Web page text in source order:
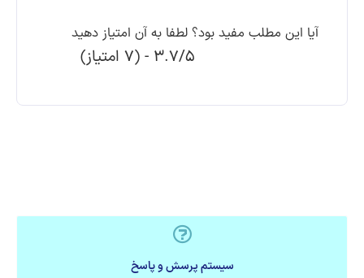
آیا این مطلب مفید بود؟ لطفا به آن امتیاز دهید
3.7/5 - (7 امتیاز)
سیستم پرسش و پاسخ